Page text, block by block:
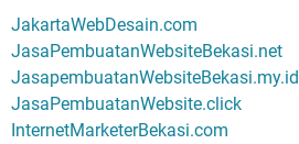
JakartaWebDesain.com
JasaPembuatanWebsiteBekasi.net
JasapembuatanWebsiteBekasi.my.id
JasaPembuatanWebsite.click
InternetMarketerBekasi.com